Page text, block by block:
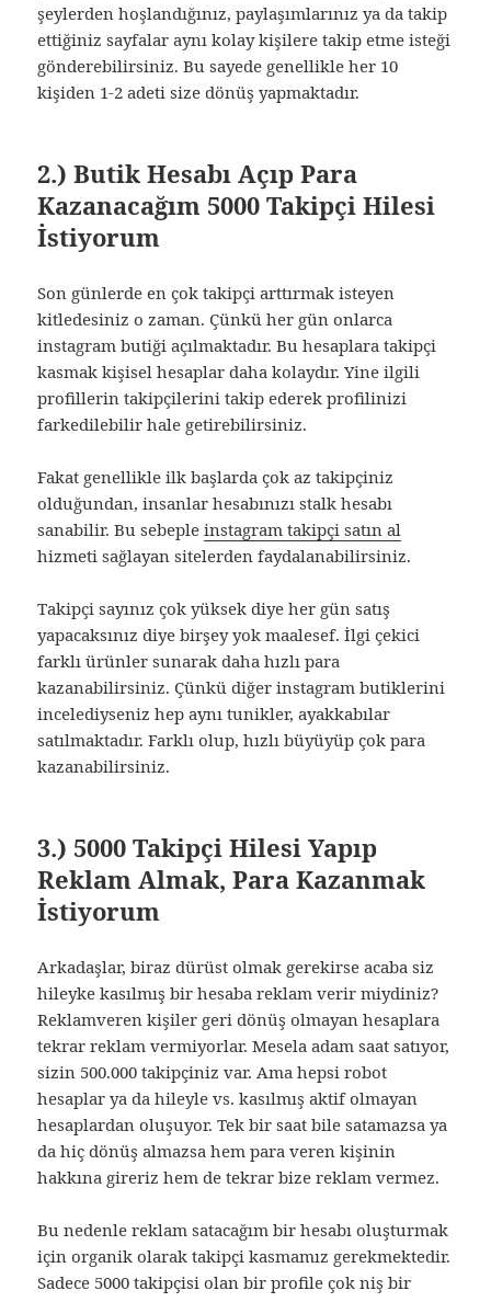
şeylerden hoşlandığınız, paylaşımlarınız ya da takip
ettiğiniz sayfalar aynı kolay kişilere takip etme isteği
gönderebilirsiniz. Bu sayede genellikle her 10
kişiden 1-2 adeti size dönüş yapmaktadır.
2.) Butik Hesabı Açıp Para
Kazanacağım 5000 Takipçi Hilesi
İstiyorum
Son günlerde en çok takipçi arttırmak isteyen
kitledesiniz o zaman. Çünkü her gün onlarca
instagram butiği açılmaktadır. Bu hesaplara takipçi
kasmak kişisel hesaplar daha kolaydır. Yine ilgili
profillerin takipçilerini takip ederek profilinizi
farkedilebilir hale getirebilirsiniz.
Fakat genellikle ilk başlarda çok az takipçiniz
olduğundan, insanlar hesabınızı stalk hesabı
sanabilir. Bu sebepleinstagram takipçi satın al
hizmeti sağlayan sitelerden faydalanabilirsiniz.
Takipçi sayınız çok yüksek diye her gün satış
yapacaksınız diye birşey yok maalesef. İlgi çekici
farklı ürünler sunarak daha hızlı para
kazanabilirsiniz. Çünkü diğer instagram butiklerini
incelediyseniz hep aynı tunikler, ayakkabılar
satılmaktadır. Farklı olup, hızlı büyüyüp çok para
kazanabilirsiniz.
3.) 5000 Takipçi Hilesi Yapıp
Reklam Almak, Para Kazanmak
İstiyorum
Arkadaşlar, biraz dürüst olmak gerekirse acaba siz
hileyke kasılmış bir hesaba reklam verir miydiniz?
Reklamveren kişiler geri dönüş olmayan hesaplara
tekrar reklam vermiyorlar. Mesela adam saat satıyor,
sizin 500.000 takipçiniz var. Ama hepsi robot
hesaplar ya da hileyle vs. kasılmış aktif olmayan
hesaplardan oluşuyor. Tek bir saat bile satamazsa ya
da hiç dönüş almazsa hem para veren kişinin
hakkına gireriz hem de tekrar bize reklam vermez.
Bu nedenle reklam satacağım bir hesabı oluşturmak
için organik olarak takipçi kasmamız gerekmektedir.
Sadece 5000 takipçisi olan bir profile çok niş bir